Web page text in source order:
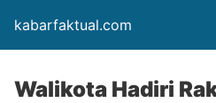
kabarfaktual.com
Walikota Hadiri